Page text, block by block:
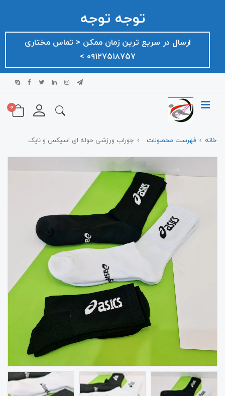
توجه توجه
ارسال در سریع ترین زمان ممکن ‌< تماس مختاری
۰۹۱۲۷۵۱۸۷۵۷ >
0
خانه فهرست محصولات جوراب ورزشی حوله ای اسیکس و نایک